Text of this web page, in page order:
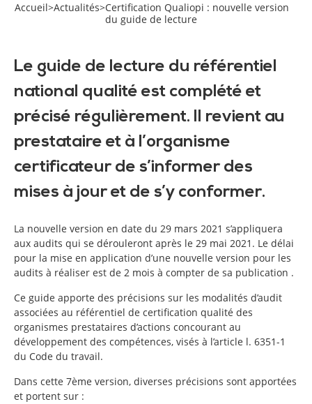
Accueil>Actualités>Certification Qualiopi : nouvelle version
du guide de lecture
Le guide de lecture du référentiel
national qualité est complété et
précisé régulièrement. Il revient au
prestataire et à l’organisme
certificateur de s’informer des
mises à jour et de s’y conformer.
La nouvelle version en date du 29 mars 2021 s’appliquera
aux audits qui se dérouleront après le 29 mai 2021. Le délai
pour la mise en application d’une nouvelle version pour les
audits à réaliser est de 2 mois à compter de sa publication .
Ce guide apporte des précisions sur les modalités d’audit
associées au référentiel de certification qualité des
organismes prestataires d’actions concourant au
développement des compétences, visés à l’article l. 6351-1
du Code du travail.
Dans cette 7ème version, diverses précisions sont apportées
et portent sur :